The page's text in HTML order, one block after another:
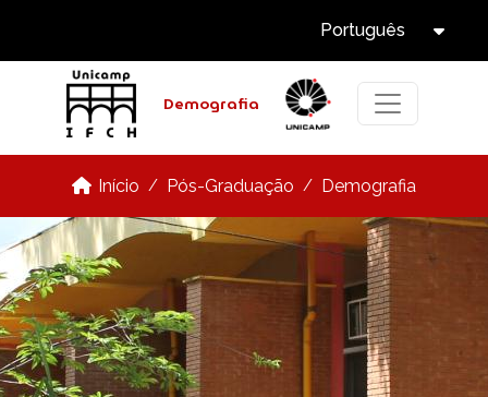
Select
Português
Demografia
Início Pós-Graduação Demografia